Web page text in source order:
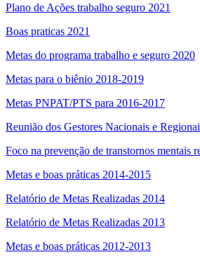
Plano de Ações trabalho seguro 2021
Boas praticas 2021
Metas do programa trabalho e seguro 2020
Metas para o biênio 2018-2019
Metas PNPAT/PTS para 2016-2017
Reunião dos Gestores Nacionais e
Foco na prevenção de transtornos mentais
Metas e boas práticas 2014-2015
Relatório de Metas Realizadas 2014
Relatório de Metas Realizadas 2013
Metas e boas práticas 2012-2013